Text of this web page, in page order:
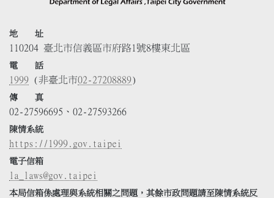
地 址
110204 臺北市信義區市府路1號8樓東北區
電 話
1999 (非臺北市02-27208889)
傳 真
02-27596695、02-27593266
陳情系統
https://1999.gov.taipei
電子信箱
la_laws@gov.taipei
本局信箱係處理與系統相關之問題，其餘市政問題請至陳情系統反